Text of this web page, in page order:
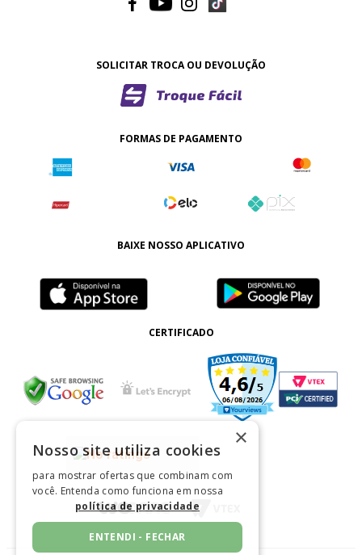
SOLICITAR TROCA OU DEVOLUÇÃO
FORMAS DE PAGAMENTO
BAIXE NOSSO APLICATIVO
CERTIFICADO
×
Nosso site utiliza cookies
para mostrar ofertas que combinam com
você. Entenda como funciona em nossa
política de privacidade
ENTENDI - FECHAR